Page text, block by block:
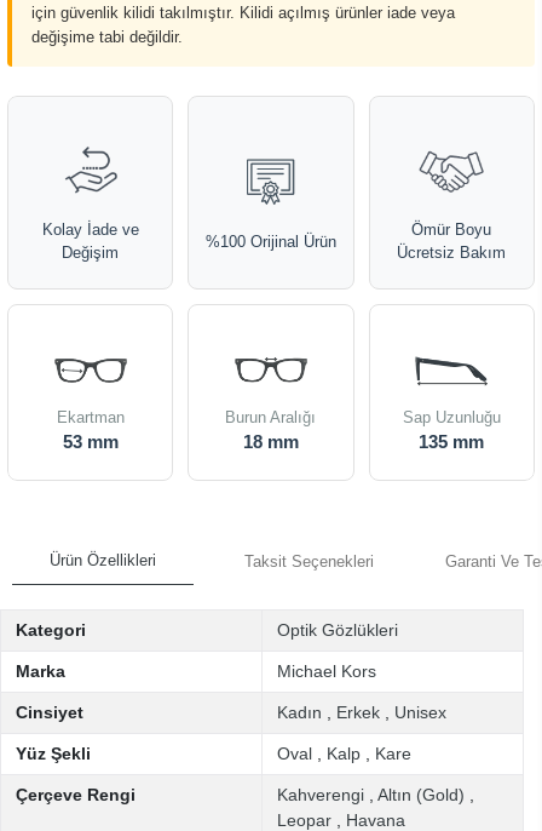
için güvenlik kilidi takılmıştır. Kilidi açılmış ürünler iade veya
değişime tabi değildir.
Kolay İade ve
Değişim
%100 Orijinal Ürün
Ömür Boyu
Ücretsiz Bakım
Ekartman
53 mm
Burun Aralığı
18 mm
Sap Uzunluğu
135 mm
Ürün Özellikleri Taksit Seçenekleri Garanti Ve
Kategori Optik Gözlükleri
Marka Michael Kors
Cinsiyet Kadın Erkek Unisex
Yüz Şekli Oval Kalp Kare
Çerçeve Rengi Kahverengi Altın (Gold)
Leopar
Havana